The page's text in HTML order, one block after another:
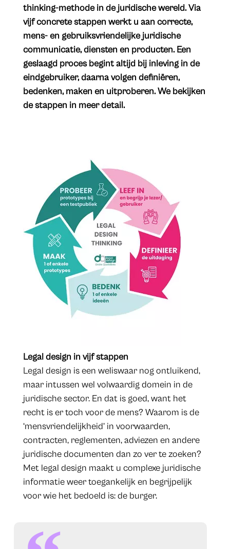
thinking-methode in de juridische wereld. Via
vijf concrete stappen werkt u aan correcte,
mens- en gebruiksvriendelijke juridische
communicatie, diensten en producten. Een
geslaagd proces begint altijd bij inleving in de
eindgebruiker, daarna volgen definiëren,
bedenken, maken en uitproberen. We bekijken
de stappen in meer detail.
Legal design in vijf stappen
Legal design is een weliswaar nog ontluikend,
maar intussen wel volwaardig domein in de
juridische sector. En dat is goed, want het
recht is er toch voor de mens? Waarom is de
‘mensvriendelijkheid’ in voorwaarden,
contracten, reglementen, adviezen en andere
juridische documenten dan zo ver te zoeken?
Met legal design maakt u complexe juridische
informatie weer toegankelijk en begrijpelijk
voor wie het bedoeld is: de burger.